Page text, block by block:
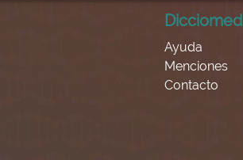
Dicciomed
Ayuda
Menciones
Contacto